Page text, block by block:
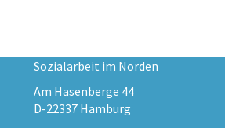
Sozialarbeit im Norden
Am Hasenberge 44
D-22337 Hamburg